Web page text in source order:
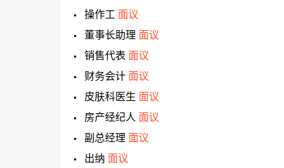
操作工 面议
董事长助理 面议
销售代表 面议
财务会计 面议
皮肤科医生 面议
房产经纪人 面议
副总经理 面议
出纳 面议